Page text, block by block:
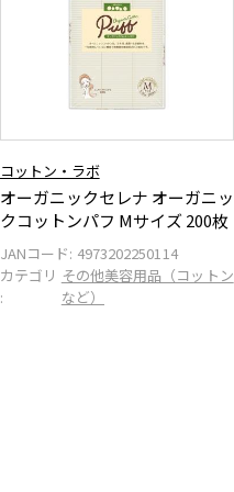
コットン・ラボ
オーガニックセレナ オーガニッ
クコットンパフ Mサイズ 200枚
JANコード: 4973202250114
カテゴリ
:
その他美容用品（コットン
など）